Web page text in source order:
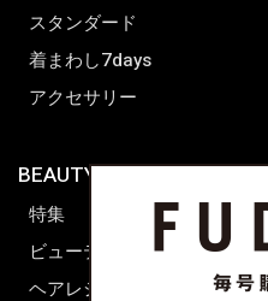
スタンダード
着まわし7days
アクセサリー
BEAUTY & HAIR
特集
ビューティーニュース
ヘアレシピ ストーリーズ